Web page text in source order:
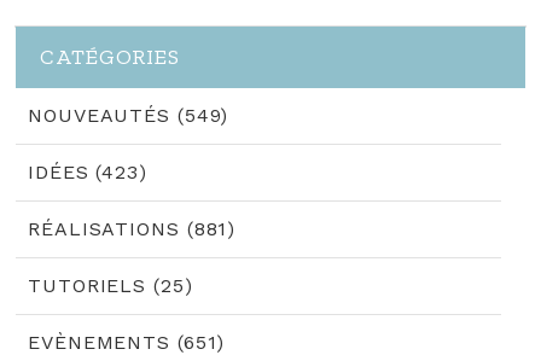
CATÉGORIES
NOUVEAUTÉS (549)
IDÉES (423)
RÉALISATIONS (881)
TUTORIELS (25)
EVÈNEMENTS (651)